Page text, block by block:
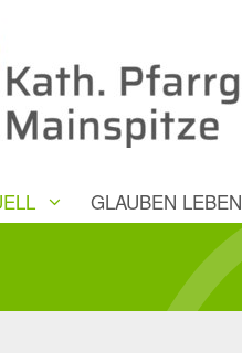
GLAUBEN LEBEN